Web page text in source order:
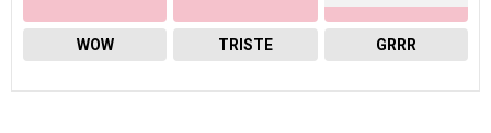
WOW TRISTE GRRR